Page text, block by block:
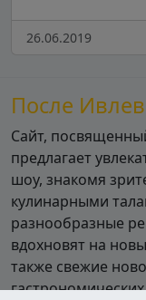
26.06.2019
После
Сайт,
предлагает
шоу, знакомя
кулинарными
разнообразные
вдохновят на
также свежие